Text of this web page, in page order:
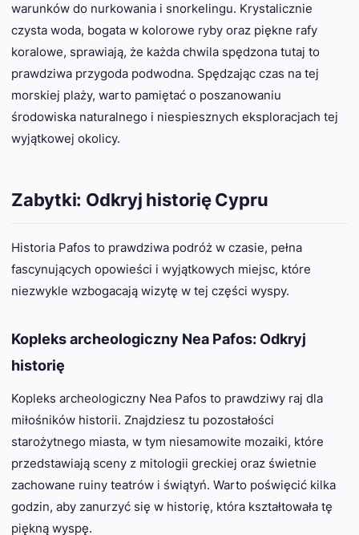
warunków do nurkowania i snorkelingu. Krystalicznie
czysta woda, bogata w kolorowe ryby oraz piękne rafy
koralowe, sprawiają, że każda chwila spędzona tutaj to
prawdziwa przygoda podwodna. Spędzając czas na tej
morskiej plaży, warto pamiętać o poszanowaniu
środowiska naturalnego i niespiesznych eksploracjach tej
wyjątkowej okolicy.
Zabytki: Odkryj historię Cypru
Historia Pafos to prawdziwa podróż w czasie, pełna
fascynujących opowieści i wyjątkowych miejsc, które
niezwykle wzbogacają wizytę w tej części wyspy.
Kopleks archeologiczny Nea Pafos: Odkryj
historię
Kopleks archeologiczny Nea Pafos to prawdziwy raj dla
miłośników historii. Znajdziesz tu pozostałości
starożytnego miasta, w tym niesamowite mozaiki, które
przedstawiają sceny z mitologii greckiej oraz świetnie
zachowane ruiny teatrów i świątyń. Warto poświęcić kilka
godzin, aby zanurzyć się w historię, która kształtowała tę
piękną wyspę.